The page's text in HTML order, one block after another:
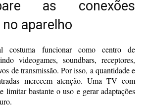
as conexões
aparelho
costuma funcionar como centro de
videogames, soundbars, receptores,
de transmissão. Por isso, a quantidade e
merecem atenção. Uma TV com
limitar bastante o uso e gerar adaptações